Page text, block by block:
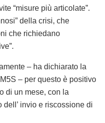
“misure più articolate”.
della crisi, che
che richiedano
– ha dichiarato la
– per questo è positivo
di un mese, con la
invio e riscossione di